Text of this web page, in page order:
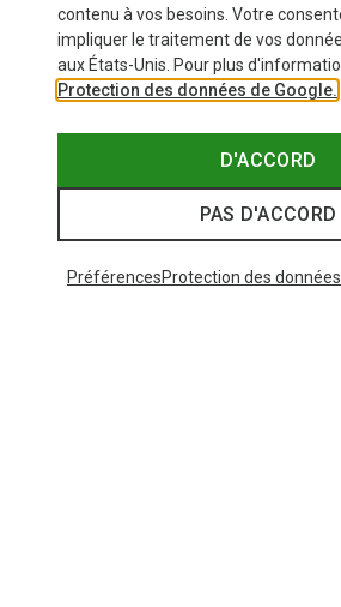
contenu à vos besoins. Votre
impliquer le traitement de vos
aux États-Unis. Pour plus
Protection des données de Google.
D'ACCORD
PAS D'ACCORD
PréférencesProtection des données